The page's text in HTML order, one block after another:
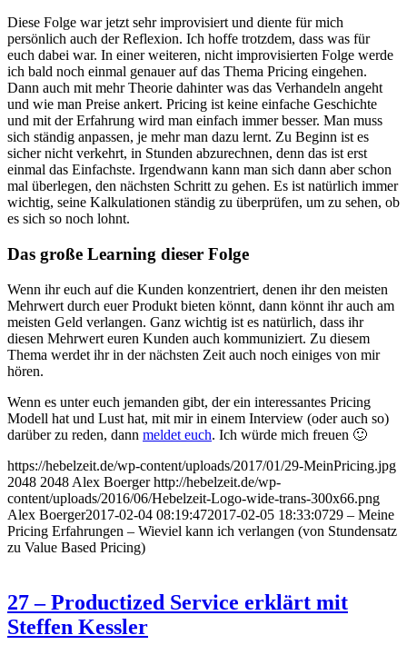
Diese Folge war jetzt sehr improvisiert und diente für mich
persönlich auch der Reflexion. Ich hoffe trotzdem, dass was für
euch dabei war. In einer weiteren, nicht improvisierten Folge werde
ich bald noch einmal genauer auf das Thema Pricing eingehen.
Dann auch mit mehr Theorie dahinter was das Verhandeln angeht
und wie man Preise ankert. Pricing ist keine einfache Geschichte
und mit der Erfahrung wird man einfach immer besser. Man muss
sich ständig anpassen, je mehr man dazu lernt. Zu Beginn ist es
sicher nicht verkehrt, in Stunden abzurechnen, denn das ist erst
einmal das Einfachste. Irgendwann kann man sich dann aber schon
mal überlegen, den nächsten Schritt zu gehen. Es ist natürlich immer
wichtig, seine Kalkulationen ständig zu überprüfen, um zu sehen, ob
es sich so noch lohnt.
Das große Learning dieser Folge
Wenn ihr euch auf die Kunden konzentriert, denen ihr den meisten
Mehrwert durch euer Produkt bieten könnt, dann könnt ihr auch am
meisten Geld verlangen. Ganz wichtig ist es natürlich, dass ihr
diesen Mehrwert euren Kunden auch kommuniziert. Zu diesem
Thema werdet ihr in der nächsten Zeit auch noch einiges von mir
hören.
Wenn es unter euch jemanden gibt, der ein interessantes Pricing
Modell hat und Lust hat, mit mir in einem Interview (oder auch so)
darüber zu reden, dann meldet euch. Ich würde mich freuen 🙂
https://hebelzeit.de/wp-content/uploads/2017/01/29-MeinPricing.jpg
2048 2048 Alex Boerger http://hebelzeit.de/wp-
content/uploads/2016/06/Hebelzeit-Logo-wide-trans-300x66.png
Alex Boerger2017-02-04 08:19:472017-02-05 18:33:0729 – Meine
Pricing Erfahrungen – Wieviel kann ich verlangen (von Stundensatz
zu Value Based Pricing)
27 – Productized Service erklärt mit
Steffen Kessler